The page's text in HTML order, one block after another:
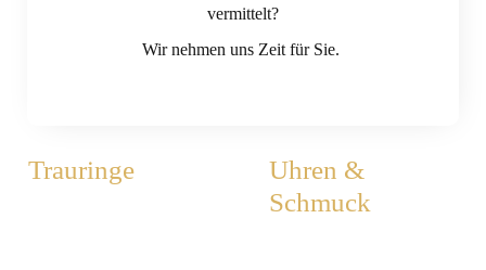
vermittelt?
Wir nehmen uns Zeit für Sie.
Trauringe
Uhren &
Schmuck